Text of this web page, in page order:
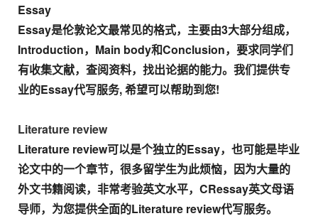
Essay
Essay是伦敦论文最常见的格式，主要由3大部分组成，
Introduction，Main body和Conclusion，要求同学们
有收集文献，查阅资料，找出论据的能力。我们提供专
业的Essay代写服务, 希望可以帮助到您!
Literature review
Literature review可以是个独立的Essay，也可能是毕业
论文中的一个章节，很多留学生为此烦恼，因为大量的
外文书籍阅读，非常考验英文水平，CRessay英文母语
导师，为您提供全面的Literature review代写服务。